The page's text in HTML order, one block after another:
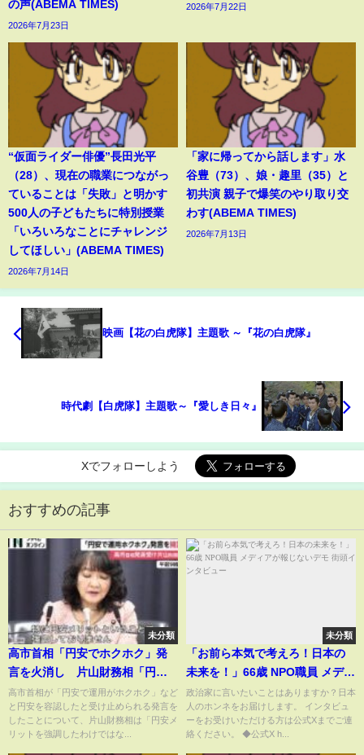
の声(ABEMA TIMES)
2026年7月23日
2026年7月22日
“仮面ライダー俳優”長田光平
（28）、現在の職業につながっ
ていることは「失敗」と明かす
500人の子どもたちに特別授業
「いろいろなことにチャレンジ
してほしい」(ABEMA TIMES)
2026年7月14日
「家に帰ってから話します」水
谷豊（73）、娘・趣里（35）と
初共演 親子で爆笑のやり取り交
わす(ABEMA TIMES)
2026年7月13日
映画【花の白虎隊】主題歌 ～『花の白虎隊』
時代劇【白虎隊】主題歌～『愛しき日々』
Xでフォローしよう
おすすめの記事
未分類
高市首相「円安でホクホク」発
言を火消し 片山財務相「円安
メリットを強調したわけではな
い」（2026年02月03日）
高市首相が「円安で運用がホクホク」など
と円安を容認したと受け止められる発言を
したことについて、片山財務相は「円安メ
リットを強調したわけではな...
未分類
「お前ら本気で考えろ！日本の
未来を！」66歳 NPO職員 メディ
アが報じないデモ 街頭インタビ
ュー
政治家に言いたいことはありますか？日本
人のホンネをお届けします。 インタビュ
ーをお受けいただける方は公式Xまでご連
絡ください。 ◆公式X h...